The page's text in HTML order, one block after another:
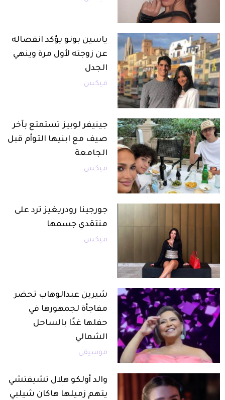
ياسين بونو يؤكد انفصاله
عن زوجته لأول مرة وينهي
الجدل
ميكس
جينيفر لوبيز تستمتع بآخر
صيف مع ابنيها التوأم قبل
الجامعة
ميكس
جورجينا رودريغيز ترد على
منتقدي جسمها
ميكس
شيرين عبدالوهاب تحضر
مفاجأة لجمهورها في
حفلها غدًا بالساحل
الشمالي
موسيقى
والد أولكو هلال تشيفتشي
يتهم زميلها هاكان شيلبي